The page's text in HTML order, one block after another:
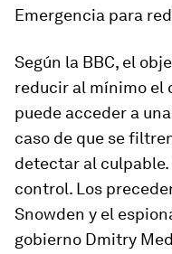
Emergencia para
Según la BBC, el
reducir al mínimo el
puede acceder a
caso de que se
detectar al
control. Los
Snowden y el
gobierno Dmitry